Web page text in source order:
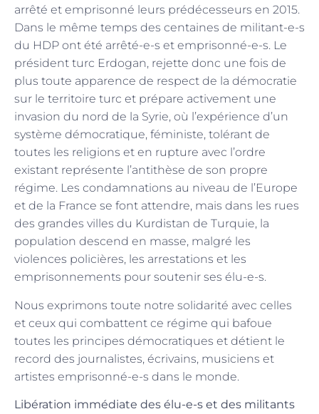
arrêté et emprisonné leurs prédécesseurs en 2015.
Dans le même temps des centaines de militant-e-s
du HDP ont été arrêté-e-s et emprisonné-e-s. Le
président turc Erdogan, rejette donc une fois de
plus toute apparence de respect de la démocratie
sur le territoire turc et prépare activement une
invasion du nord de la Syrie, où l’expérience d’un
système démocratique, féministe, tolérant de
toutes les religions et en rupture avec l’ordre
existant représente l’antithèse de son propre
régime. Les condamnations au niveau de l’Europe
et de la France se font attendre, mais dans les rues
des grandes villes du Kurdistan de Turquie, la
population descend en masse, malgré les
violences policières, les arrestations et les
emprisonnements pour soutenir ses élu-e-s.
Nous exprimons toute notre solidarité avec celles
et ceux qui combattent ce régime qui bafoue
toutes les principes démocratiques et détient le
record des journalistes, écrivains, musiciens et
artistes emprisonné-e-s dans le monde.
Libération immédiate des élu-e-s et des militants